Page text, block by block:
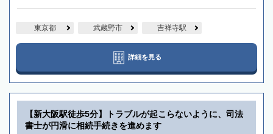
東京都 武蔵野市 吉祥寺駅
詳細を見る
【新大阪駅徒歩5分】トラブルが起こらないように、司法
書士が円滑に相続手続きを進めます